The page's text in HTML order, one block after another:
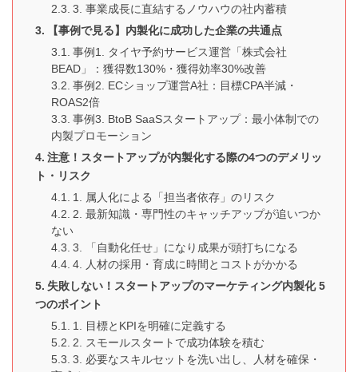
3. 事業成長に直結するノウハウの社内蓄積
【事例で見る】内製化に成功した企業の共通点
事例1. タイヤ予約サービス運営「株式会社
BEAD」：獲得数130%・獲得効率30%改善
事例2. ECショップ運営A社：目標CPA半減・
ROAS2倍
事例3. BtoB SaaSスタートアップ：最小体制での
内製プロモーション
注意！スタートアップが内製化する際の4つのデメリッ
ト・リスク
1. 属人化による「担当者依存」のリスク
2. 最新知識・専門性のキャッチアップが追いつか
ない
3. 「自動化任せ」になり成果が頭打ちになる
4. 人材の採用・育成に時間とコストがかかる
失敗しない！スタートアップのマーケティング内製化 5
つのポイント
1. 目標とKPIを明確に定義する
2. スモールスタートで成功体験を積む
3. 必要なスキルセットを洗い出し、人材を確保・